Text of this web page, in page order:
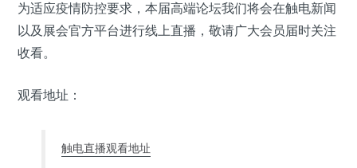
为适应疫情防控要求，本届高端论坛我们将会在触电新闻
以及展会官方平台进行线上直播，敬请广大会员届时关注
收看。
观看地址：
触电直播观看地址